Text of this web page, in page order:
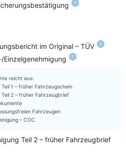
im Original – TÜV
Einzelgenehmigung
reicht aus:
1 – früher Fahrzeugschein
2 – früher Fahrzeugbrief
Fahrzeugen
– COC
Teil 2 – früher Fahrzeugbrief